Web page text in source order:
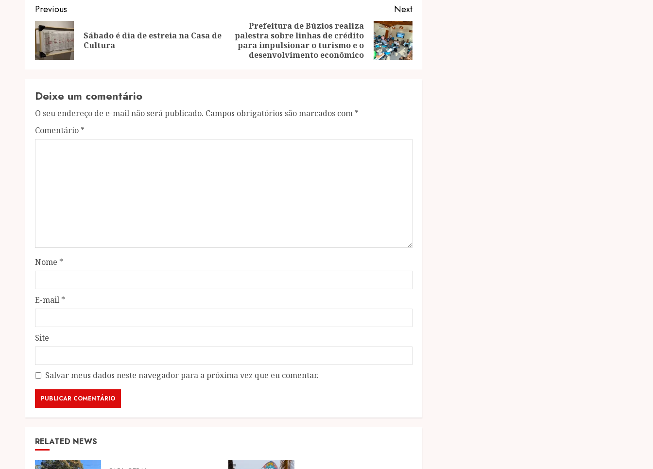
Post
navigation
Previous
Previous
post:
Sábado é dia de estreia na Casa de
Cultura
Next
Next
post:
Prefeitura de Búzios realiza
palestra sobre linhas de crédito
para impulsionar o turismo e o
desenvolvimento econômico
Deixe um comentário
O seu endereço de e-mail não será publicado. Campos obrigatórios são marcados com *
Comentário *
Nome *
E-mail *
Site
Salvar meus dados neste navegador para a próxima vez que eu comentar.
RELATED NEWS